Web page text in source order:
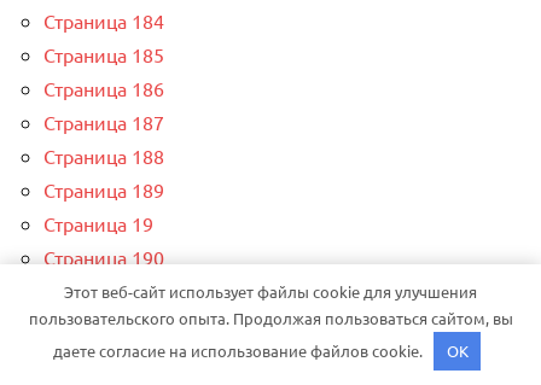
Страница 184
Страница 185
Страница 186
Страница 187
Страница 188
Страница 189
Страница 19
Страница 190
Страница 191
Страница 192
Страница 193
Этот веб-сайт использует файлы cookie для улучшения
пользовательского опыта. Продолжая пользоваться сайтом, вы
даете согласие на использование файлов cookie.
OK